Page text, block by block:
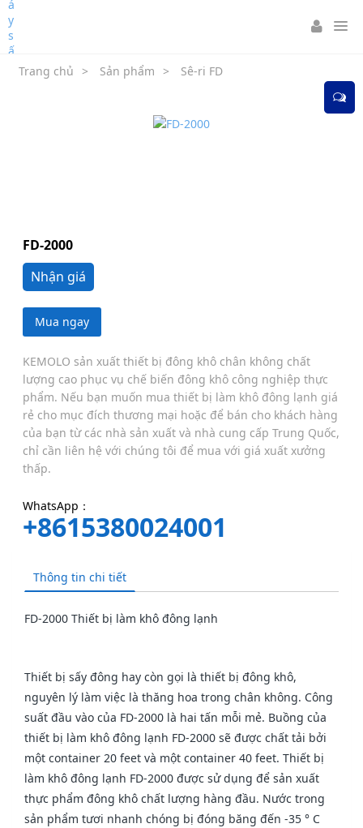
Trang chủ > Sản phẩm > Sê-ri FD
FD-2000
Nhận giá
Mua ngay
KEMOLO sản xuất thiết bị đông khô chân không chất
lượng cao phục vụ chế biến đông khô công nghiệp thực
phẩm. Nếu bạn muốn mua thiết bị làm khô đông lạnh giá
rẻ cho mục đích thương mại hoặc để bán cho khách hàng
của bạn từ các nhà sản xuất và nhà cung cấp Trung Quốc,
chỉ cần liên hệ với chúng tôi để mua với giá xuất xưởng
thấp.
WhatsApp：
+8615380024001
Thông tin chi tiết
FD-2000 Thiết bị làm khô đông lạnh
Thiết bị sấy đông hay còn gọi là thiết bị đông khô,
nguyên lý làm việc là thăng hoa trong chân không. Công
suất đầu vào của FD-2000 là hai tấn mỗi mẻ. Buồng của
thiết bị làm khô đông lạnh FD-2000 sẽ được chất tải bởi
một container 20 feet và một container 40 feet. Thiết bị
làm khô đông lạnh FD-2000 được sử dụng để sản xuất
thực phẩm đông khô chất lượng hàng đầu. Nước trong
sản phẩm tươi nhanh chóng bị đóng băng đến -35 ° C